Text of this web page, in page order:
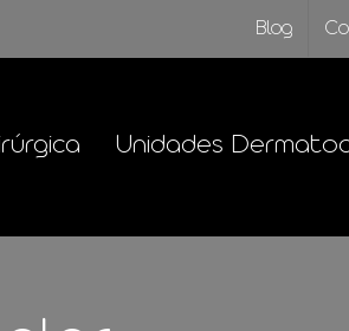
Blog
Unidades